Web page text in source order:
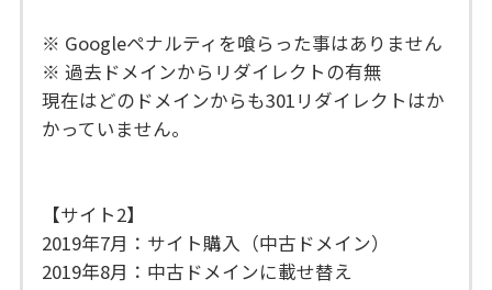
※ Googleペナルティを喰らった事はありません
※ 過去ドメインからリダイレクトの有無
現在はどのドメインからも301リダイレクトはか
かっていません。
【サイト2】
2019年7月：サイト購入（中古ドメイン）
2019年8月：中古ドメインに載せ替え